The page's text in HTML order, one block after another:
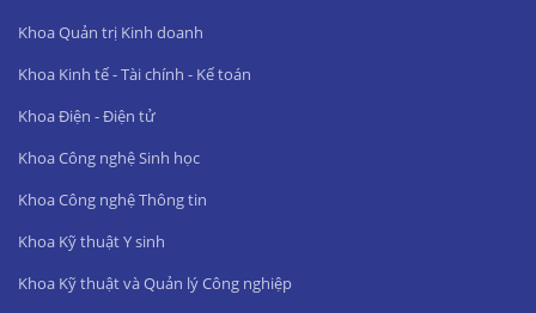
Khoa Quản trị Kinh doanh
Khoa Kinh tế - Tài chính - Kế toán
Khoa Điện - Điện tử
Khoa Công nghệ Sinh học
Khoa Công nghệ Thông tin
Khoa Kỹ thuật Y sinh
Khoa Kỹ thuật và Quản lý Công nghiệp